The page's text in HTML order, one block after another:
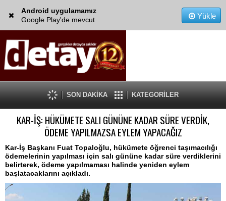
Android uygulamamız
Google Play'de mevcut
Yükle
SON DAKİKA KATEGORİLER
KAR-İŞ: HÜKÜMETE SALI GÜNÜNE KADAR SÜRE VERDİK,
ÖDEME YAPILMAZSA EYLEM YAPACAĞIZ
Kar-İş Başkanı Fuat Topaloğlu, hükümete öğrenci taşımacılığı
ödemelerinin yapılması için salı gününe kadar süre verdiklerini
belirterek, ödeme yapılmaması halinde yeniden eylem
başlatacaklarını açıkladı.